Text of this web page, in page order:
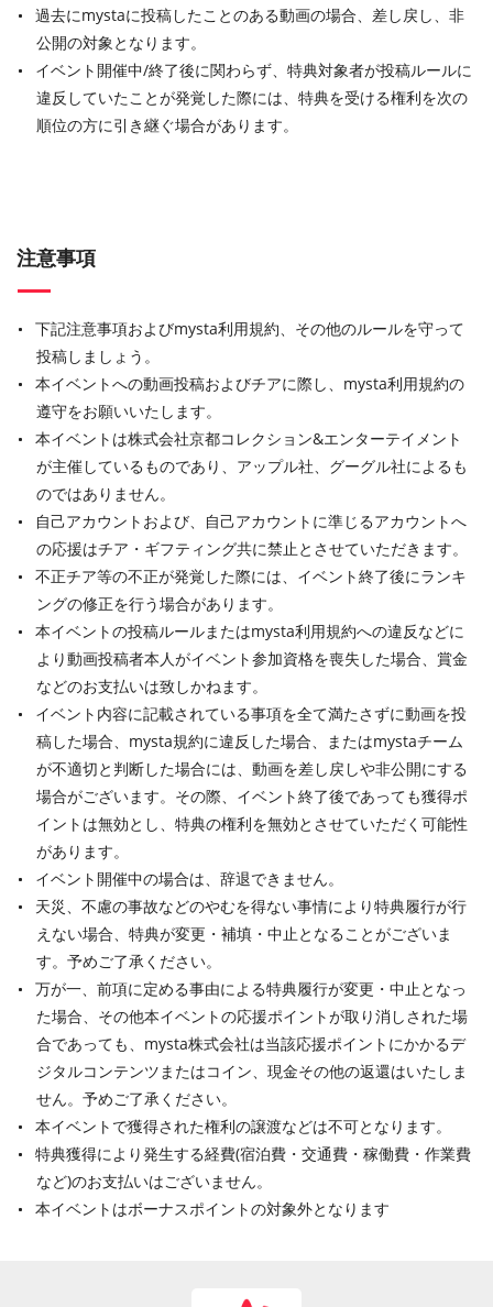
過去にmystaに投稿したことのある動画の場合、差し戻し、非
公開の対象となります。
イベント開催中/終了後に関わらず、特典対象者が投稿ルールに
違反していたことが発覚した際には、特典を受ける権利を次の
順位の方に引き継ぐ場合があります。
注意事項
下記注意事項およびmysta利用規約、その他のルールを守って
投稿しましょう。
本イベントへの動画投稿およびチアに際し、mysta利用規約の
遵守をお願いいたします。
本イベントは株式会社京都コレクション&エンターテイメント
が主催しているものであり、アップル社、グーグル社によるも
のではありません。
自己アカウントおよび、自己アカウントに準じるアカウントへ
の応援はチア・ギフティング共に禁止とさせていただきます。
不正チア等の不正が発覚した際には、イベント終了後にランキ
ングの修正を行う場合があります。
本イベントの投稿ルールまたはmysta利用規約への違反などに
より動画投稿者本人がイベント参加資格を喪失した場合、賞金
などのお支払いは致しかねます。
イベント内容に記載されている事項を全て満たさずに動画を投
稿した場合、mysta規約に違反した場合、またはmystaチーム
が不適切と判断した場合には、動画を差し戻しや非公開にする
場合がございます。その際、イベント終了後であっても獲得ポ
イントは無効とし、特典の権利を無効とさせていただく可能性
があります。
イベント開催中の場合は、辞退できません。
天災、不慮の事故などのやむを得ない事情により特典履行が行
えない場合、特典が変更・補填・中止となることがございま
す。予めご了承ください。
万が一、前項に定める事由による特典履行が変更・中止となっ
た場合、その他本イベントの応援ポイントが取り消しされた場
合であっても、mysta株式会社は当該応援ポイントにかかるデ
ジタルコンテンツまたはコイン、現金その他の返還はいたしま
せん。予めご了承ください。
本イベントで獲得された権利の譲渡などは不可となります。
特典獲得により発生する経費(宿泊費・交通費・稼働費・作業費
など)のお支払いはございません。
本イベントはボーナスポイントの対象外となります